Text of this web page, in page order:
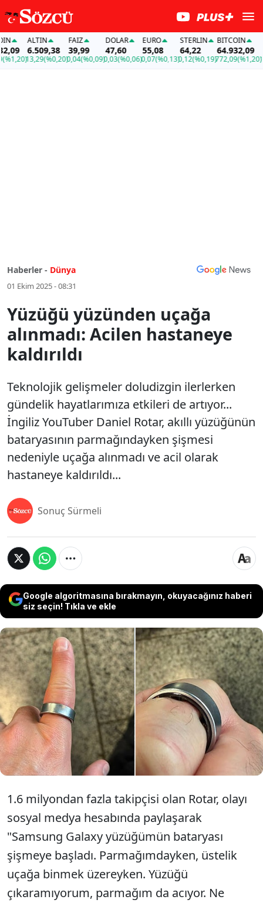
ALTIN
6.509,38
13,29(%0,20)
FAİZ
39,99
0,04(%0,09)
DOLAR
47,60
0,03(%0,06)
EURO
55,08
0,07(%0,13)
STERLIN
64,22
0,12(%0,19)
BITCOIN
64.932,09
772,09(%1,20)
Haberler - Dünya
01 Ekim 2025 - 08:31
Yüzüğü yüzünden uçağa
alınmadı: Acilen hastaneye
kaldırıldı
Teknolojik gelişmeler doludizgin ilerlerken
gündelik hayatlarımıza etkileri de artıyor...
İngiliz YouTuber Daniel Rotar, akıllı yüzüğünün
bataryasının parmağındayken şişmesi
nedeniyle uçağa alınmadı ve acil olarak
hastaneye kaldırıldı...
Sonuç Sürmeli
Google algoritmasına bırakmayın, okuyacağınız haberi
siz seçin! Tıkla ve ekle
Teknolojik gelişmeler doludizgin ilerlerken
gündelik hayatlarımıza etkileri de artıyor...
İngiliz YouTuber Daniel Rotar, akıllı yüzüğünün
bataryasının parmağındayken şişmesi
nedeniyle uçağa alınmadı ve acil olarak
hastaneye kaldırıldı...
1.6 milyondan fazla takipçisi olan Rotar, olayı
sosyal medya hesabında paylaşarak
"Samsung Galaxy yüzüğümün bataryası
şişmeye başladı. Parmağımdayken, üstelik
uçağa binmek üzereyken. Yüzüğü
çıkaramıyorum, parmağım da acıyor. Ne